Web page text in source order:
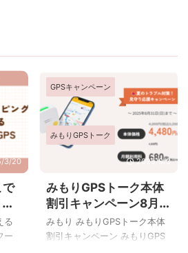
3/20
で
る
ー
GPSキャンペーン
みもりGPSトーク
2025/8/3
みもりGPSトーク本体
割引キャンペーン8月
31日まで
みもり みもりGPSトーク本体
割引キャンペーン みもりGPS